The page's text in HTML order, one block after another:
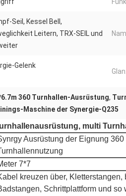
Seil, Kessel Bell,
Leitern, TRX-SEIL und
Gelenk
360 Turnhallen-Ausrüstung,
Maschine der Synergie-Q235
multi
Ausrüstung der Eignung
7*7
kreuzen über, Kletterstangen,
Schrittplattform und so